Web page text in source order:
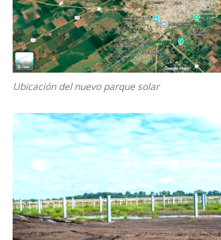
Ubicación del nuevo parque solar